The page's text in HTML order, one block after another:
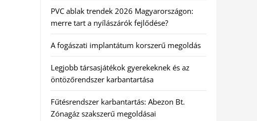
PVC ablak trendek 2026 Magyarországon:
merre tart a nyílászárók fejlődése?
A fogászati implantátum korszerű megoldás
Legjobb társasjátékok gyerekeknek és az
öntözőrendszer karbantartása
Fűtésrendszer karbantartás: Abezon Bt.
Zónagáz szakszerű megoldásai